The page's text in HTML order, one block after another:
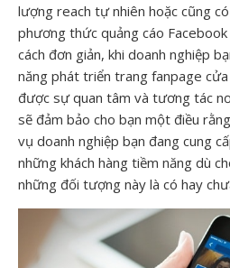
lượng reach tự nhiên hoặc cũng
phương thức quảng cáo
cách đơn giản, khi doanh nghiệp
năng phát triển trang fanpage
được sự quan tâm và tương tác
sẽ đảm bảo cho bạn một điều
vụ doanh nghiệp bạn đang cung
những khách hàng tiềm năng dù
những đối tượng này là có hay